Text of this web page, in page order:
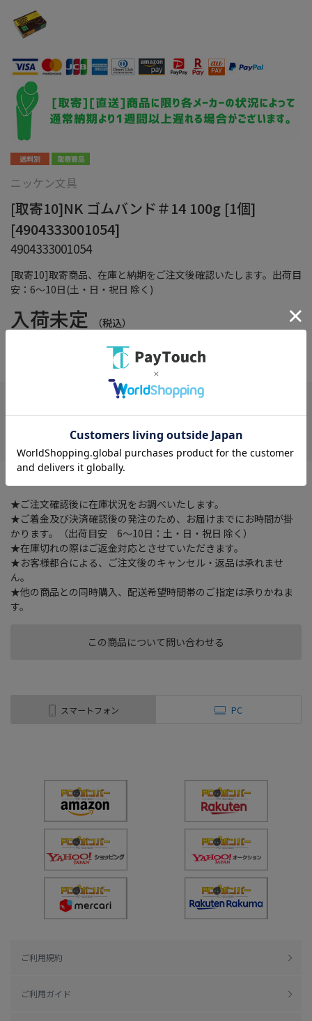
[取寄10]取寄商品、在庫と納期をご注文後確認いたします。出荷目
安：6～10日(土・日・祝日 除く)
ニッケン文具
[取寄10]NK ゴムバンド＃14 100g [1個]
[4904333001054]
4904333001054
入荷未定 （税込）
この商品について問い合わせる
在庫がありません
★ご注文確認後に在庫状況をお調べいたします。
★ご着金及び決済確認後の発注のため、お届けまでにお時間が掛
かります。（出荷目安 6～10日：土・日・祝日 除く）
★在庫切れの際はご返金対応とさせていただきます。
★お客様都合による、ご注文後のキャンセル・返品は承れませ
ん。
★他の商品との同時購入、配送希望時間帯のご指定は承りかねま
す。
スマートフォン PC
ご利用規約
ご利用ガイド